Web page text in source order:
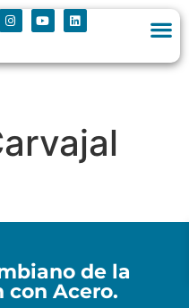
de la
con Acero.